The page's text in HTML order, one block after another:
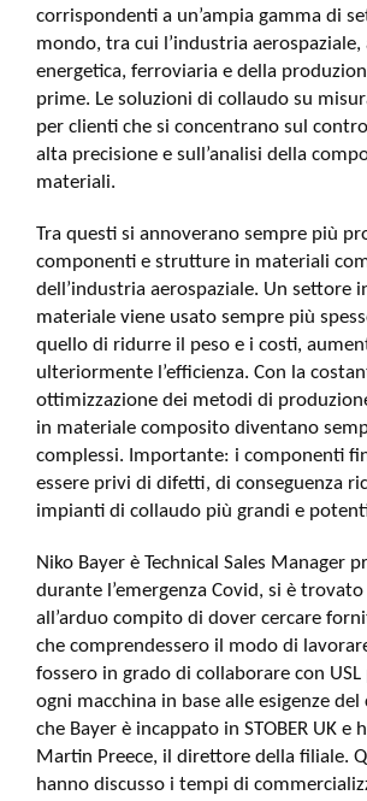
corrispondenti a un’ampia gamma di
mondo, tra cui l’industria
energetica, ferroviaria e della
prime. Le soluzioni di collaudo su
per clienti che si concentrano sul
alta precisione e sull’analisi della
materiali.
Tra questi si annoverano sempre più
componenti e strutture in materiali
dell’industria aerospaziale. Un settore
materiale viene usato sempre più
quello di ridurre il peso e i costi,
ulteriormente l’efficienza. Con la
ottimizzazione dei metodi di
in materiale composito diventano
complessi. Importante: i componenti
essere privi di difetti, di conseguenza
impianti di collaudo più grandi e
Niko Bayer è Technical Sales Manager
durante l’emergenza Covid, si è
all’arduo compito di dover cercare
che comprendessero il modo di
fossero in grado di collaborare con
ogni macchina in base alle esigenze del
che Bayer è incappato in STOBER UK e
Martin Preece, il direttore della filiale.
hanno discusso i tempi di